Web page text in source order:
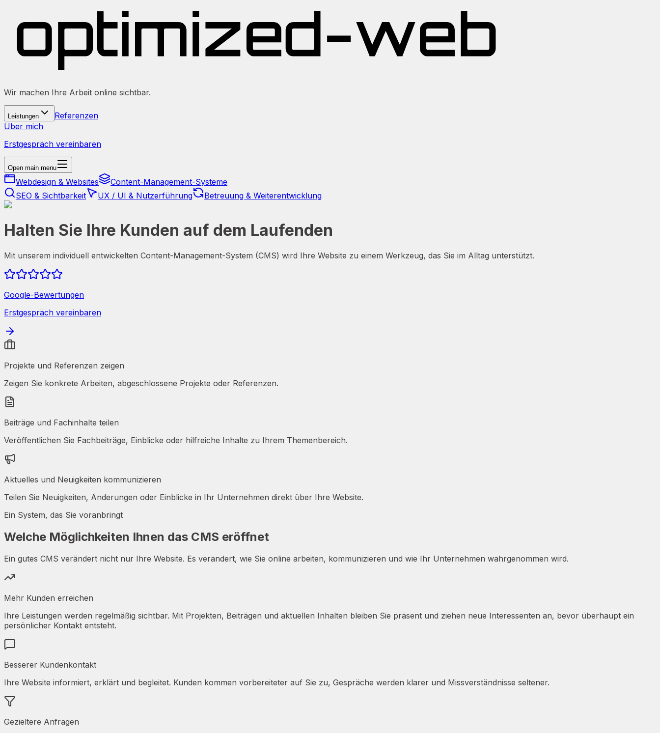
Wir machen Ihre Arbeit online sichtbar.
Leistungen
Referenzen
Über mich
Erstgespräch vereinbaren
Open main menu
Webdesign & Websites
Content-Management-Systeme
SEO & Sichtbarkeit
UX / UI & Nutzerführung Betreuung & Weiterentwicklung
Halten Sie Ihre Kunden auf dem Laufenden
Mit unserem individuell entwickelten Content-Management-System (CMS) wird Ihre Website zu einem Werkzeug, das Sie im Alltag unterstützt.
Google-Bewertungen
Erstgespräch vereinbaren
Projekte und Referenzen zeigen
Zeigen Sie konkrete Arbeiten, abgeschlossene Projekte oder Referenzen.
Beiträge und Fachinhalte teilen
Veröffentlichen Sie Fachbeiträge, Einblicke oder hilfreiche Inhalte zu Ihrem Themenbereich.
Aktuelles und Neuigkeiten kommunizieren
Teilen Sie Neuigkeiten, Änderungen oder Einblicke in Ihr Unternehmen direkt über Ihre Website.
Ein System, das Sie voranbringt
Welche Möglichkeiten Ihnen das CMS eröffnet
Ein gutes CMS verändert nicht nur Ihre Website. Es verändert, wie Sie online arbeiten, kommunizieren und wie Ihr Unternehmen wahrgenommen wird.
Mehr Kunden erreichen
Ihre Leistungen werden regelmäßig sichtbar. Mit Projekten, Beiträgen und aktuellen Inhalten bleiben Sie präsent und ziehen neue Interessenten an, bevor überhaupt ein
persönlicher Kontakt entsteht.
Besserer Kundenkontakt
Ihre Website informiert, erklärt und begleitet. Kunden kommen vorbereiteter auf Sie zu, Gespräche werden klarer und Missverständnisse seltener.
Gezieltere Anfragen